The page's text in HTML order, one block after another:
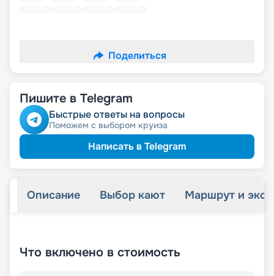
Поделиться
Пишите в Telegram
Быстрые ответы на вопросы
Поможем с выбором круиза
Написать в Telegram
Описание Выбор кают Маршрут и
Что включено в стоимость